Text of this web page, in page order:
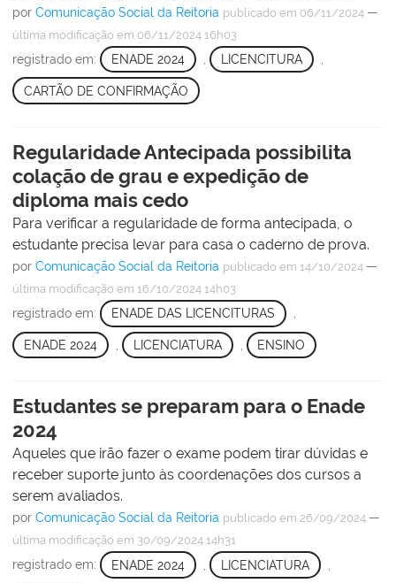
por Comunicação Social da Reitoria publicado em 06/11/2024 —
última modificação em 06/11/2024 16h03
registrado em: ENADE 2024 LICENCITURA
CARTÃO DE CONFIRMAÇÃO
Regularidade Antecipada possibilita
colação de grau e expedição de
diploma mais cedo
Para verificar a regularidade de forma antecipada, o
estudante precisa levar para casa o caderno de prova.
por Comunicação Social da Reitoria publicado em 14/10/2024 —
última modificação em 16/10/2024 14h03
registrado em: ENADE DAS LICENCITURAS ,
ENADE 2024 LICENCIATURA ENSINO
Estudantes se preparam para o Enade
2024
Aqueles que irão fazer o exame podem tirar dúvidas e
receber suporte junto às coordenações dos cursos a
serem avaliados.
por Comunicação Social da Reitoria publicado em 26/09/2024 —
última modificação em 30/09/2024 14h31
registrado em: ENADE 2024 LICENCIATURA